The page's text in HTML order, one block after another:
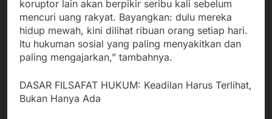
koruptor lain akan berpikir seribu kali sebelum
mencuri uang rakyat. Bayangkan: dulu mereka
hidup mewah, kini dilihat ribuan orang setiap hari.
Itu hukuman sosial yang paling menyakitkan dan
paling mengajarkan,” tambahnya.
DASAR FILSAFAT HUKUM: Keadilan Harus Terlihat,
Bukan Hanya Ada